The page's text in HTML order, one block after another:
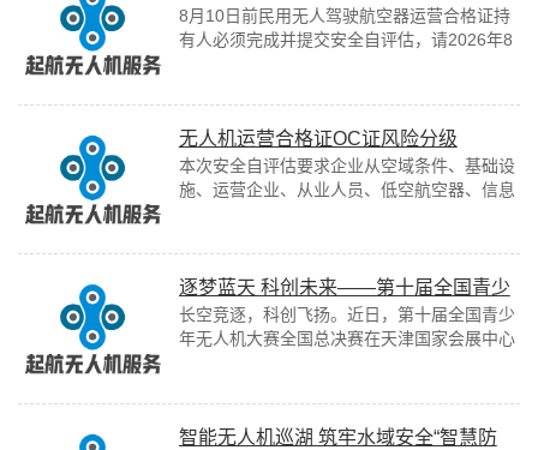
8月10日前民用无人驾驶航空器运营合格证持
有人必须完成并提交安全自评估，请2026年8
无人机运营合格证OC证风险分级
本次安全自评估要求企业从空域条件、基础设
施、运营企业、从业人员、低空航空器、信息
均...
逐梦蓝天 科创未来——第十届全国青少
年无人机大赛全国总决赛圆满落幕
长空竞逐，科创飞扬。近日，第十届全国青少
年无人机大赛全国总决赛在天津国家会展中心
赛...
智能无人机巡湖 筑牢水域安全“智慧防